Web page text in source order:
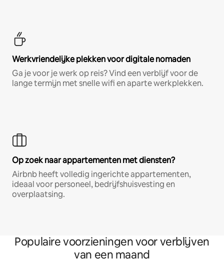
Werkvriendelijke plekken voor digitale nomaden
Ga je voor je werk op reis? Vind een verblijf voor de
lange termijn met snelle wifi en aparte werkplekken.
Op zoek naar appartementen met diensten?
Airbnb heeft volledig ingerichte appartementen,
ideaal voor personeel, bedrijfshuisvesting en
overplaatsing.
Populaire voorzieningen voor verblijven
van een maand